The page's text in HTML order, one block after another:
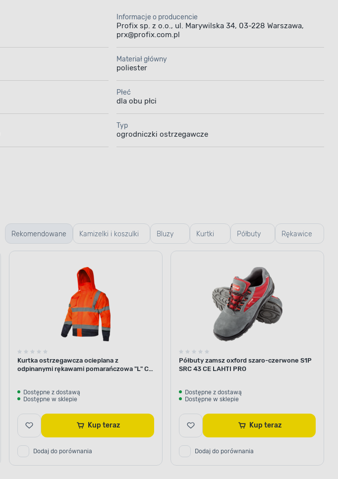
Informacje o producencie
Profix sp. z o.o., ul. Marywilska 34, 03-228 Warszawa,
prx@profix.com.pl
Materiał główny
poliester
Płeć
dla obu płci
Typ
ogrodniczki ostrzegawcze
Rekomendowane Kamizelki i koszulki Bluzy
robocze
Kurtki Półbuty Rękawice
Kurtka ostrzegawcza ocieplana z
odpinanymi rękawami pomarańczowa "L" CE
Dostępne z dostawą
Dostępne w sklepie
Kup teraz
Dodaj do porównania
Półbuty zamsz oxford szaro-czerwone S1P
SRC 43 CE LAHTI PRO
Dostępne z dostawą
Dostępne w sklepie
Kup teraz
Dodaj do porównania